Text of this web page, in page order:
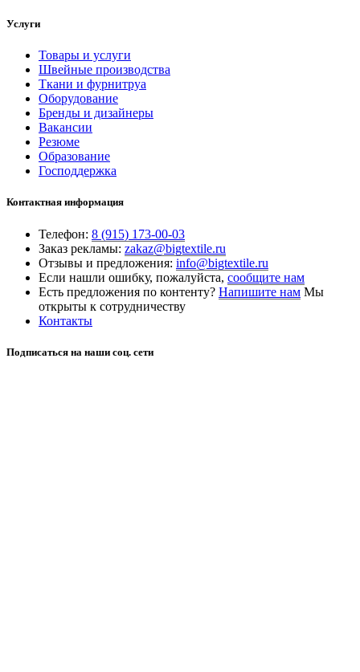
Услуги
Товары и услуги
Швейные производства
Ткани и фурнитруа
Оборудование
Бренды и дизайнеры
Вакансии
Резюме
Образование
Господдержка
Контактная информация
Телефон: 8 (915) 173-00-03
Заказ рекламы: zakaz@bigtextile.ru
Отзывы и предложения: info@bigtextile.ru
Если нашли ошибку, пожалуйста, сообщите нам
Есть предложения по контенту? Напишите нам Мы
открыты к сотрудничеству
Контакты
Подписаться на наши соц. сети